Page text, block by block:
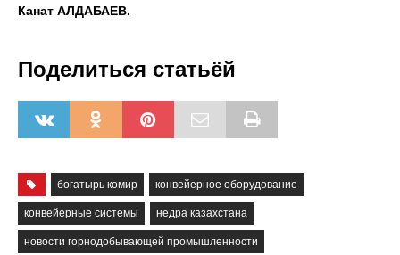
Канат АЛДАБАЕВ.
Поделиться статьёй
богатырь комир конвейерное оборудование
конвейерные системы недра казахстана
новости горнодобывающей промышленности